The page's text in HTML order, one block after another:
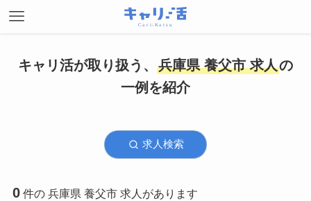
キャリ活が取り扱う、 兵庫県 養父市 求人の
一例を紹介
求人検索
0件の 兵庫県 養父市 求人があります